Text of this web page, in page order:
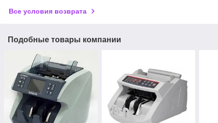
Все условия возврата
Подобные товары компании